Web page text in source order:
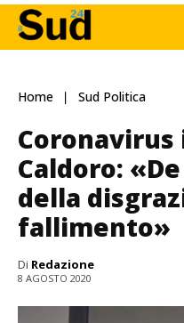
Home Sud Politica
Coronavirus
Caldoro:
della
fallimento»
Di Redazione
8 AGOSTO 2020